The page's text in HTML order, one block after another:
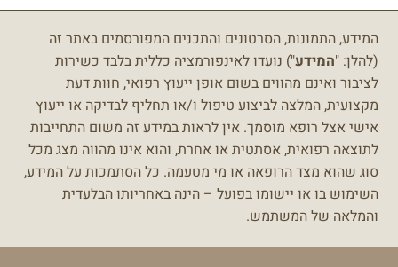
המידע, התמונות, הסרטונים והתכנים המפורסמים באתר זה
(להלן: "המידע") נועדו לאינפורמציה כללית בלבד כשירות
לציבור ואינם מהווים בשום אופן ייעוץ רפואי, חוות דעת
מקצועית, המלצה לביצוע טיפול ו/או תחליף לבדיקה או ייעוץ
אישי אצל רופא מוסמך. אין לראות במידע זה משום התחייבות
לתוצאה רפואית, אסתטית או אחרת, והוא אינו מהווה מצג מכל
סוג שהוא מצד הרופאה או מי מטעמה. כל הסתמכות על המידע,
השימוש בו או יישומו בפועל – הינה באחריותו הבלעדית
והמלאה של המשתמש.